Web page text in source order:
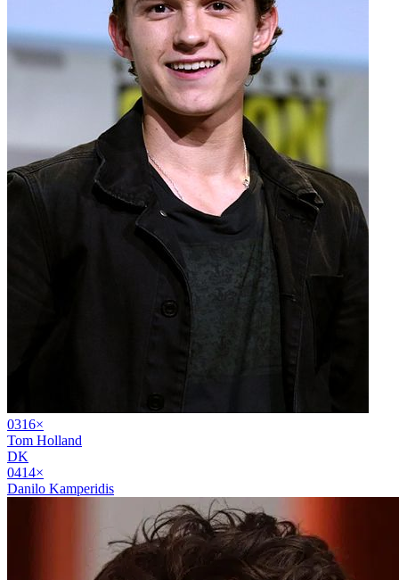
0316×
Tom Holland
DK
0414×
Danilo Kamperidis